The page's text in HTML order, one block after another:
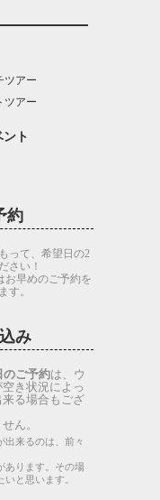
ツアー
ツアー
ント
約
って、希望日の2
さい！
お早めのご予約を
す。
み
のご予約は、ウ
き状況によっ
る場合もござ
ん。
来るのは、前々
あります。その場
と思います。